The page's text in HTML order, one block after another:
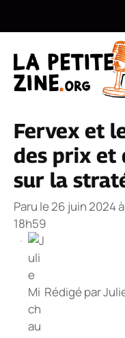
contenu
Fervex et
des prix et
sur la
Paru le 26 juin 2024
18h59
·
Rédigé par